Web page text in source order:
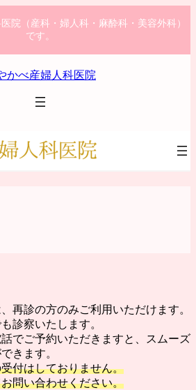
院（産科・婦人科・麻酔科・美容外科）
です。
再診の方のみご利用いただけます。
診察いたします。
でご予約いただきますと、スムーズ
きます。
付はしておりません。
問い合わせください。